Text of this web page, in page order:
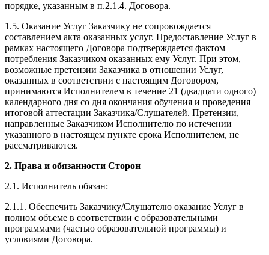
порядке, указанным в п.2.1.4. Договора.
1.5. Оказание Услуг Заказчику не сопровождается
составлением акта оказанных услуг. Предоставление Услуг в
рамках настоящего Договора подтверждается фактом
потребления Заказчиком оказанных ему Услуг. При этом,
возможные претензии Заказчика в отношении Услуг,
оказанных в соответствии с настоящим Договором,
принимаются Исполнителем в течение 21 (двадцати одного)
календарного дня со дня окончания обучения и проведения
итоговой аттестации Заказчика/Слушателей. Претензии,
направленные Заказчиком Исполнителю по истечении
указанного в настоящем пункте срока Исполнителем, не
рассматриваются.
2. Права и обязанности Сторон
2.1. Исполнитель обязан:
2.1.1. Обеспечить Заказчику/Слушателю оказание Услуг в
полном объеме в соответствии с образовательными
программами (частью образовательной программы) и
условиями Договора.